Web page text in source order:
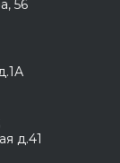
56
д.41